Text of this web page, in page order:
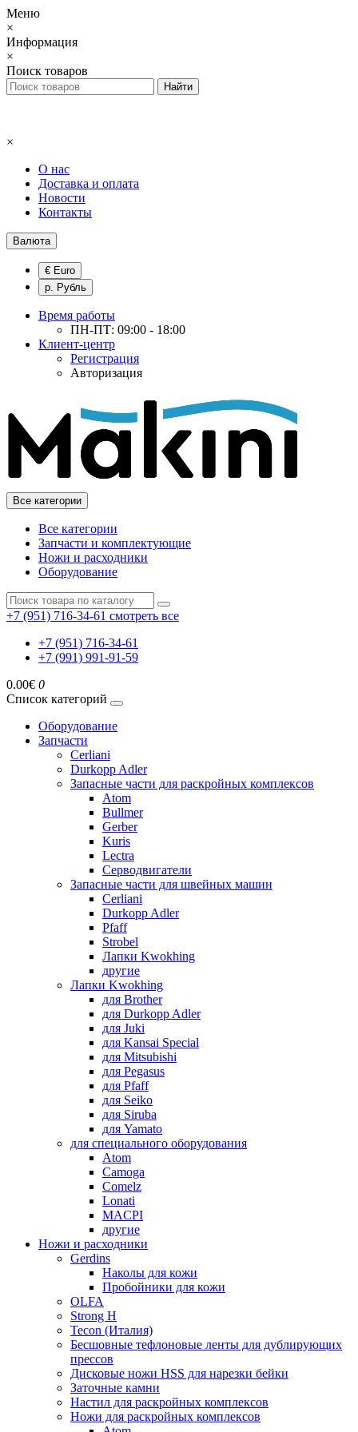
Меню
×
Информация
×
Поиск товаров
×
О нас
Доставка и оплата
Новости
Контакты
Валюта
€ Euro
р. Рубль
Время работы
ПН-ПТ: 09:00 - 18:00
Клиент-центр
Регистрация
Авторизация
Все категории
Все категории
Запчасти и комплектующие
Ножи и расходники
Оборудование
+7 (951) 716-34-61 смотреть все
+7 (951) 716-34-61
+7 (991) 991-91-59
0.00€ 0
Список категорий
Оборудование
Запчасти
Cerliani
Durkopp Adler
Запасные части для раскройных комплексов
Atom
Bullmer
Gerber
Kuris
Lectra
Серводвигатели
Запасные части для швейных машин
Cerliani
Durkopp Adler
Pfaff
Strobel
Лапки Kwokhing
другие
Лапки Kwokhing
для Brother
для Durkopp Adler
для Juki
для Kansai Special
для Mitsubishi
для Pegasus
для Pfaff
для Seiko
для Siruba
для Yamato
для специального оборудования
Atom
Camoga
Comelz
Lonati
MACPI
другие
Ножи и расходники
Gerdins
Наколы для кожи
Пробойники для кожи
OLFA
Strong H
Tecon (Италия)
Бесшовные тефлоновые ленты для дублирующих
прессов
Дисковые ножи HSS для нарезки бейки
Заточные камни
Настил для раскройных комплексов
Ножи для раскройных комплексов